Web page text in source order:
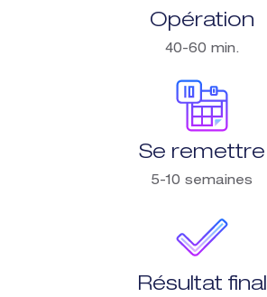
Opération
40-60 min.
Se remettre
5-10 semaines
Résultat final